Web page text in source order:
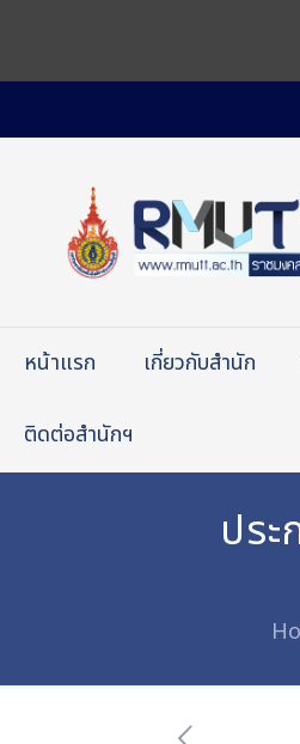
หน้าแรก เกี่ยวกับสำนัก
ติดต่อสำนักฯ
ปร